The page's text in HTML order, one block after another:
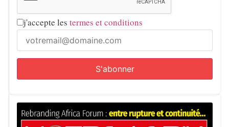
j'accepte les termes et conditions